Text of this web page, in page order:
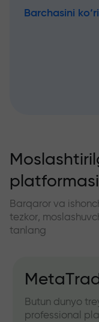
Barchasini
platformasi
Barqaror va
tezkor,
tanlang
Butun dunyo
professional